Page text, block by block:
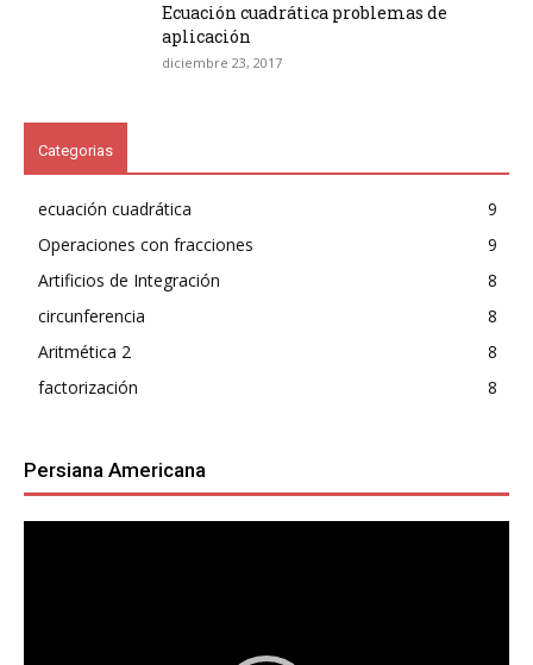
Ecuación cuadrática problemas de
aplicación
diciembre 23, 2017
Categorias
ecuación cuadrática
9
Operaciones con fracciones
9
Artificios de Integración
8
circunferencia
8
Aritmética 2
8
factorización
8
Persiana Americana